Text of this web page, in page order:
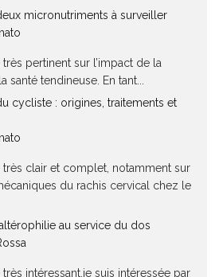
micronutriments à surveiller
pertinent sur l’impact de la
santé tendineuse. En tant...
cycliste : origines, traitements et
clair et complet, notamment sur
du rachis cervical chez le
au service du dos
intéressant.je suis intéressée par